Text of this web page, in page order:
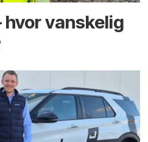
hvor vanskelig